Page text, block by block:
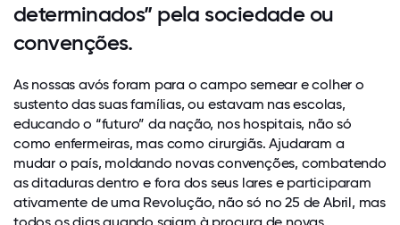
determinados” pela sociedade ou
convenções.
As nossas avós foram para o campo semear e colher o
sustento das suas famílias, ou estavam nas escolas,
educando o “futuro” da nação, nos hospitais, não só
como enfermeiras, mas como cirurgiãs. Ajudaram a
mudar o país, moldando novas convenções, combatendo
as ditaduras dentro e fora dos seus lares e participaram
ativamente de uma Revolução, não só no 25 de Abril, mas